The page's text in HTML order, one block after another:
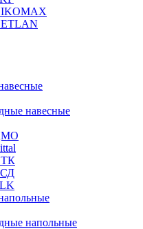
навесные
напольные